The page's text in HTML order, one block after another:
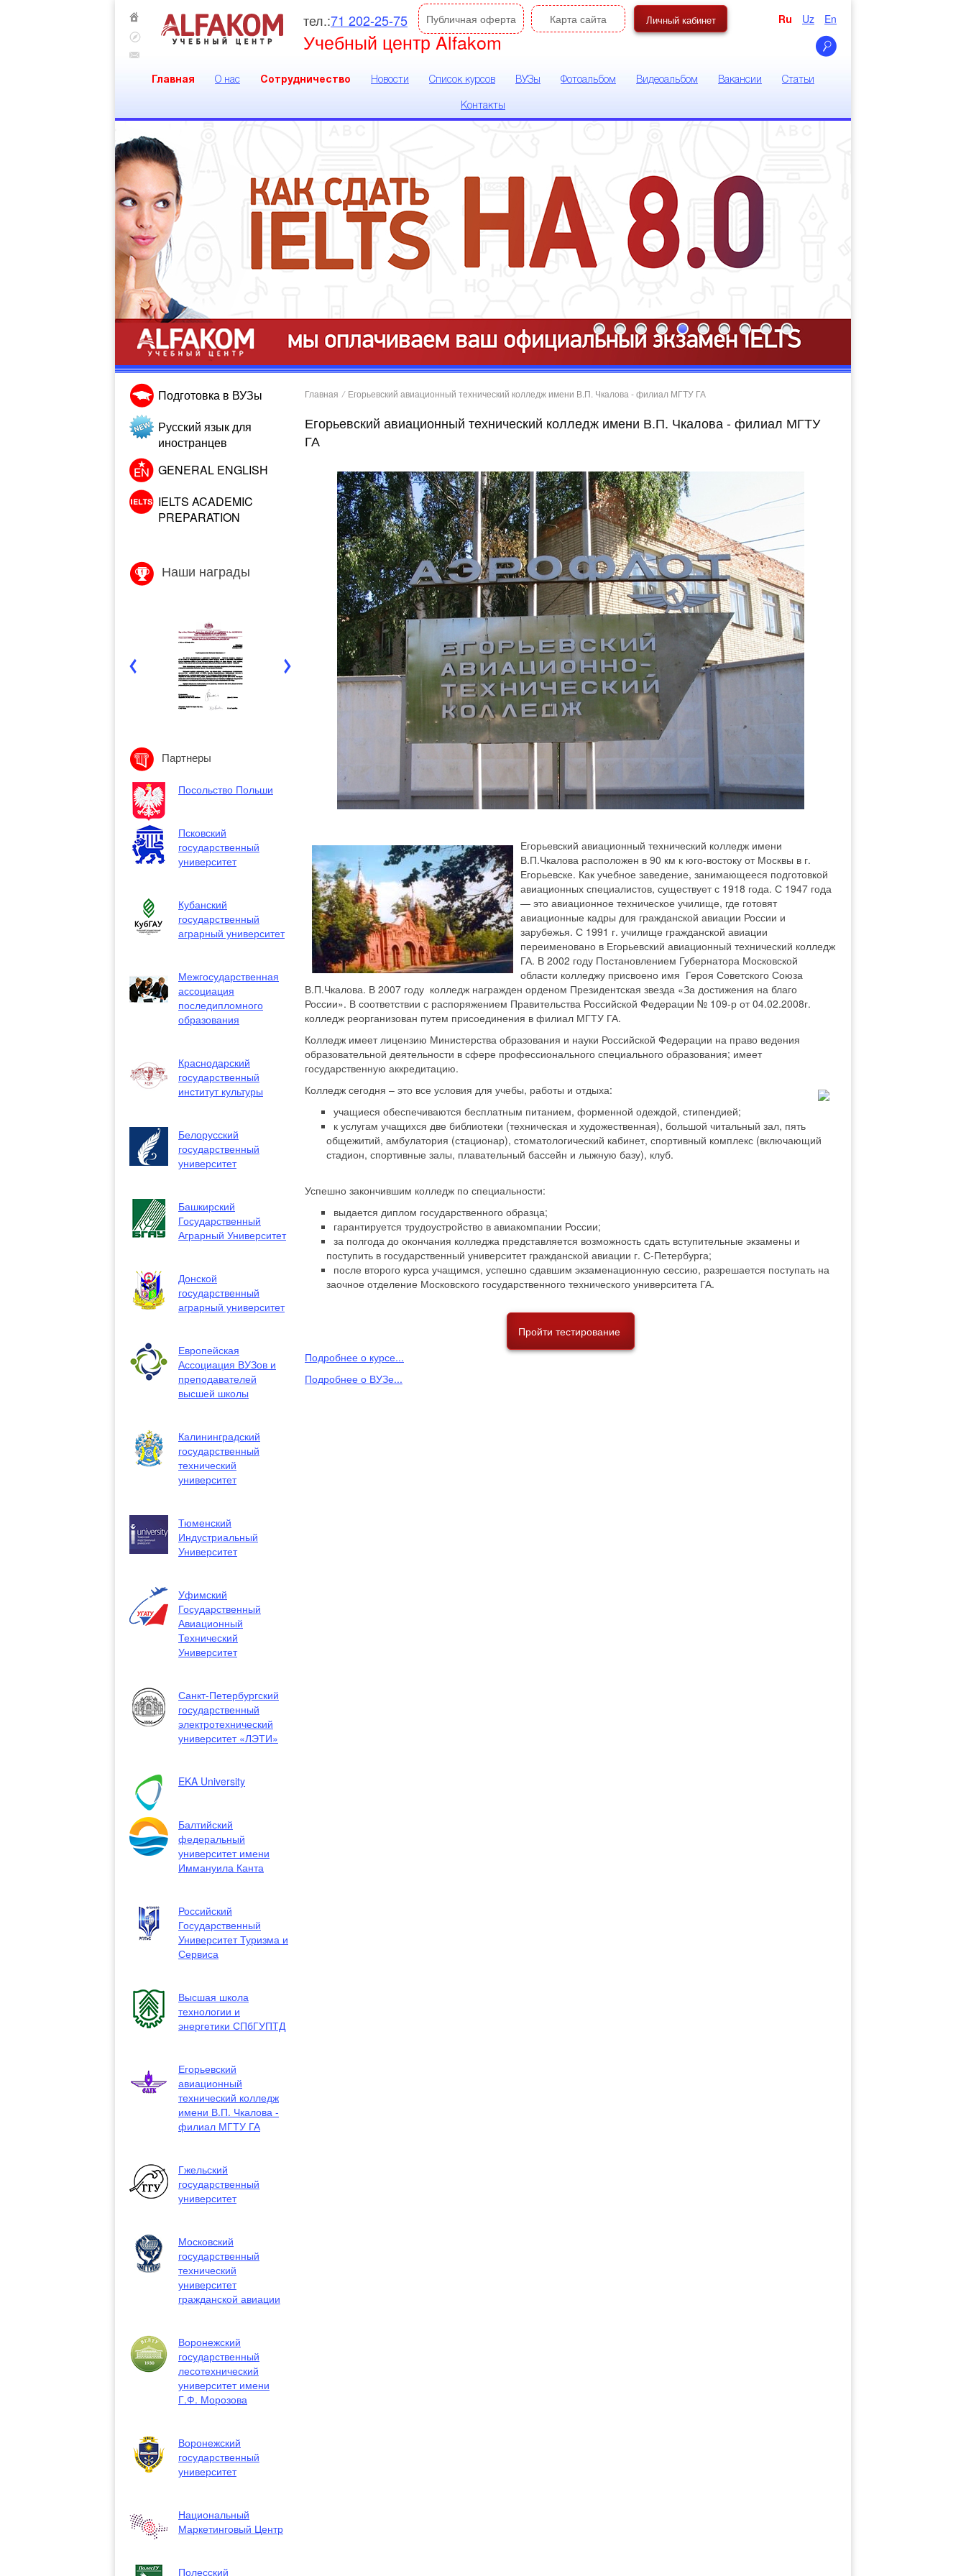
тел.:71 202-25-75 Публичная оферта
Учебный центр Alfakom
Карта сайта Личный кабинет Ru Uz En
Главная О нас Сотрудничество Новости Список курсов ВУЗы Фотоальбом Видеоальбом Вакансии Статьи
Контакты
Подготовка в ВУЗы
Русский язык для
иностранцев
GENERAL ENGLISH
IELTS ACADEMIC
PREPARATION
Наши награды
Партнеры
Посольство Польши
Псковский
государственный
университет
Кубанский
государственный
аграрный университет
Межгосударственная
ассоциация
последипломного
образования
Краснодарский
государственный
институт культуры
Белорусский
государственный
университет
Башкирский
Государственный
Аграрный Университет
Донской
государственный
аграрный университет
Европейская
Ассоциация ВУЗов и
преподавателей
высшей школы
Калининградский
государственный
технический
университет
Тюменский
Индустриальный
Университет
Уфимский
Государственный
Авиационный
Технический
Университет
Санкт-Петербургский
государственный
электротехнический
университет «ЛЭТИ»
EKA University
Балтийский
федеральный
университет имени
Иммануила Канта
Российский
Государственный
Университет Туризма и
Сервиса
Высшая школа
технологии и
энергетики СПбГУПТД
Егорьевский
авиационный
технический колледж
имени В.П. Чкалова -
филиал МГТУ ГА
Гжельский
государственный
университет
Московский
государственный
технический
университет
гражданской авиации
Воронежский
государственный
лесотехнический
университет имени
Г.Ф. Морозова
Воронежский
государственный
университет
Национальный
Маркетинговый Центр
Полесский
Главная / Егорьевский авиационный технический колледж имени В.П. Чкалова - филиал МГТУ ГА
Егорьевский авиационный технический колледж имени В.П. Чкалова - филиал МГТУ
ГА
Егорьевский авиационный технический колледж имени
В.П.Чкалова расположен в 90 км к юго-востоку от Москвы в г.
Егорьевске. Как учебное заведение, занимающееся подготовкой
авиационных специалистов, существует с 1918 года. С 1947 года
— это авиационное техническое училище, где готовят
авиационные кадры для гражданской авиации России и
зарубежья. С 1991 г. училище гражданской авиации
переименовано в Егорьевский авиационный технический колледж
ГА. В 2002 году Постановлением Губернатора Московской
области колледжу присвоено имя Героя Советского Союза
В.П.Чкалова. В 2007 году колледж награжден орденом Президентская звезда «За достижения на благо
России». В соответствии с распоряжением Правительства Российской Федерации № 109-р от 04.02.2008г.
колледж реорганизован путем присоединения в филиал МГТУ ГА.
Колледж имеет лицензию Министерства образования и науки Российской Федерации на право ведения
образовательной деятельности в сфере профессионального специального образования; имеет
государственную аккредитацию.
Колледж сегодня – это все условия для учебы, работы и отдыха:
учащиеся обеспечиваются бесплатным питанием, форменной одеждой, стипендией;
к услугам учащихся две библиотеки (техническая и художественная), большой читальный зал, пять
общежитий, амбулатория (стационар), стоматологический кабинет, спортивный комплекс (включающий
стадион, спортивные залы, плавательный бассейн и лыжную базу), клуб.
Успешно закончившим колледж по специальности:
выдается диплом государственного образца;
гарантируется трудоустройство в авиакомпании России;
за полгода до окончания колледжа представляется возможность сдать вступительные экзамены и
поступить в государственный университет гражданской авиации г. С-Петербурга;
после второго курса учащимся, успешно сдавшим экзаменационную сессию, разрешается поступать на
заочное отделение Московского государственного технического университета ГА.
Пройти тестирование
Подробнее о курсе...
Подробнее о ВУЗе...